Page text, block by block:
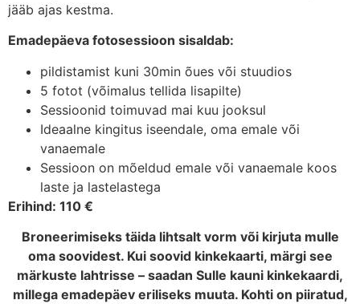
jääb ajas kestma.
Emadepäeva fotosessioon sisaldab:
pildistamist kuni 30min õues või stuudios
5 fotot (võimalus tellida lisapilte)
Sessioonid toimuvad mai kuu jooksul
Ideaalne kingitus iseendale, oma emale või
vanaemale
Sessioon on mõeldud emale või vanaemale koos
laste ja lastelastega
Erihind: 110 €
Broneerimiseks täida lihtsalt vorm või kirjuta mulle
oma soovidest. Kui soovid kinkekaarti, märgi see
märkuste lahtrisse – saadan Sulle kauni kinkekaardi,
millega emadepäev eriliseks muuta. Kohti on piiratud,